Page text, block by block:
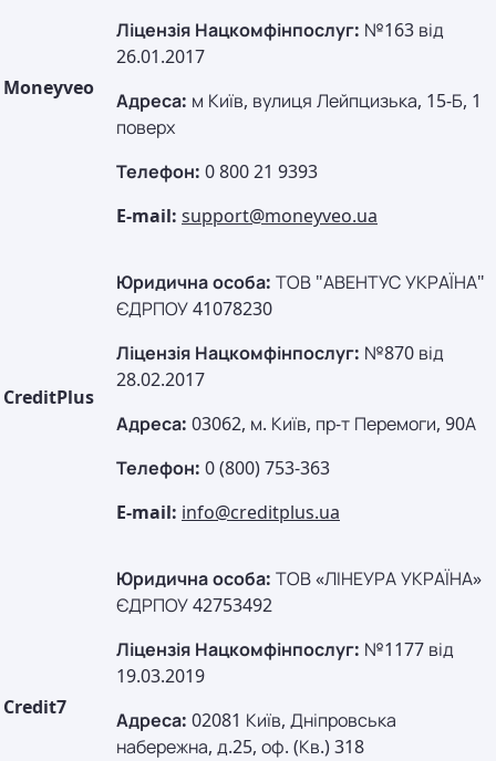
Moneyveo
Ліцензія Нацкомфінпослуг: №163 від
26.01.2017
Адреса: м Київ, вулиця Лейпцизька, 15-Б, 1
поверх
Телефон: 0 800 21 9393
E-mail: support@moneyveo.ua
CreditPlus
Юридична особа: ТОВ "АВЕНТУС УКРАЇНА"
ЄДРПОУ 41078230
Ліцензія Нацкомфінпослуг: №870 від
28.02.2017
Адреса: 03062, м. Київ, пр-т Перемоги, 90А
Телефон: 0 (800) 753-363
E-mail: info@creditplus.ua
Credit7
Юридична особа: ТОВ «ЛІНЕУРА УКРАЇНА»
ЄДРПОУ 42753492
Ліцензія Нацкомфінпослуг: №1177 від
19.03.2019
Адреса: 02081 Київ, Дніпровська
набережна, д.25, оф. (Кв.) 318